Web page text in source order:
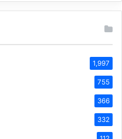
1,997
755
366
332